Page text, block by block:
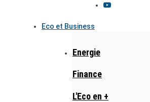
Eco et Business
Energie
Finance
L'Eco en +